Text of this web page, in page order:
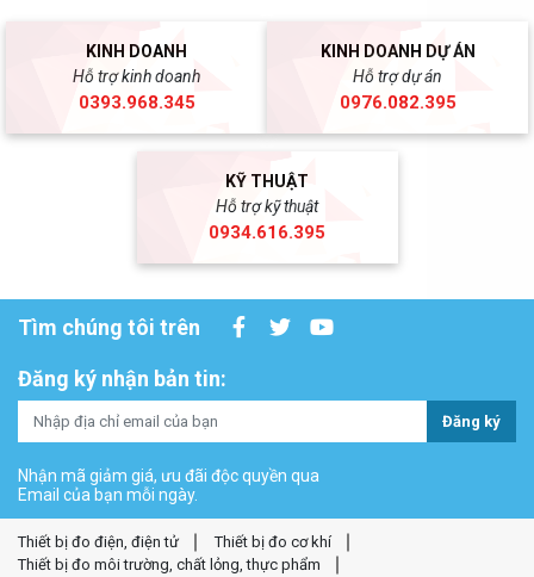
KINH DOANH
Hỗ trợ kinh doanh
0393.968.345
KINH DOANH DỰ ÁN
Hỗ trợ dự án
0976.082.395
KỸ THUẬT
Hỗ trợ kỹ thuật
0934.616.395
Tìm chúng tôi trên
Đăng ký nhận bản tin:
Đăng ký
Nhận mã giảm giá, ưu đãi độc quyền qua
Email của bạn mỗi ngày.
Thiết bị đo điện, điện tử
Thiết bị đo cơ khí
Thiết bị đo môi trường, chất lỏng, thực phẩm